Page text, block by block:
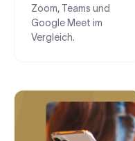
Zoom, Teams und
Google Meet im
Vergleich.